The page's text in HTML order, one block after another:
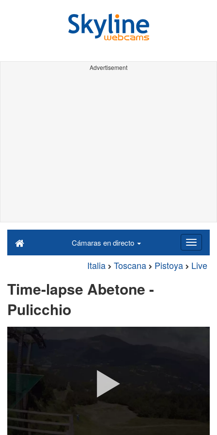
Advertisement
Cámaras en directo
Italia Toscana Pistoya Live
Time-lapse Abetone -
Pulicchio